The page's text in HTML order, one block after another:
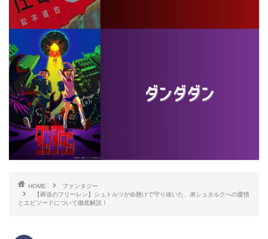
HOME
ファンタジー
【葬送のフリーレン】シュトルツが命懸けで守り抜いた、弟シュタルクへの愛情
とエピソードについて徹底解説！